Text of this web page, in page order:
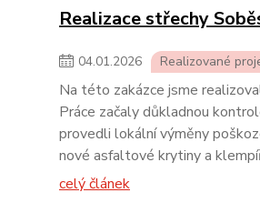
Realizace střechy
04.01.2026 Realizované
Na této zakázce jsme
Práce začaly důkladnou
provedli lokální výměny
nové asfaltové krytiny a
celý článek